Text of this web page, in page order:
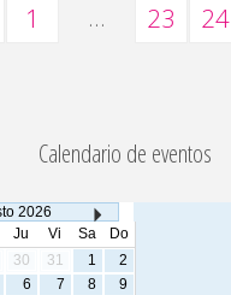
obra’
del
desplazamiento’"
1 … 23 24
Calendario de eventos
2026
Ju Vi Sa
Do
30 31 1
2
6 7 8
9